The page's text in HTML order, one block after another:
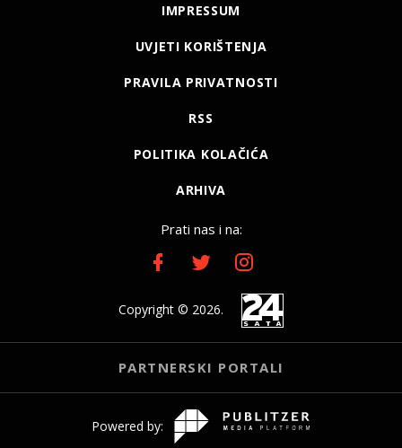
IMPRESSUM
UVJETI KORIŠTENJA
PRAVILA PRIVATNOSTI
RSS
POLITIKA KOLAČIĆA
ARHIVA
Prati nas i na:
Copyright © 2026.
PARTNERSKI PORTALI
Powered by: